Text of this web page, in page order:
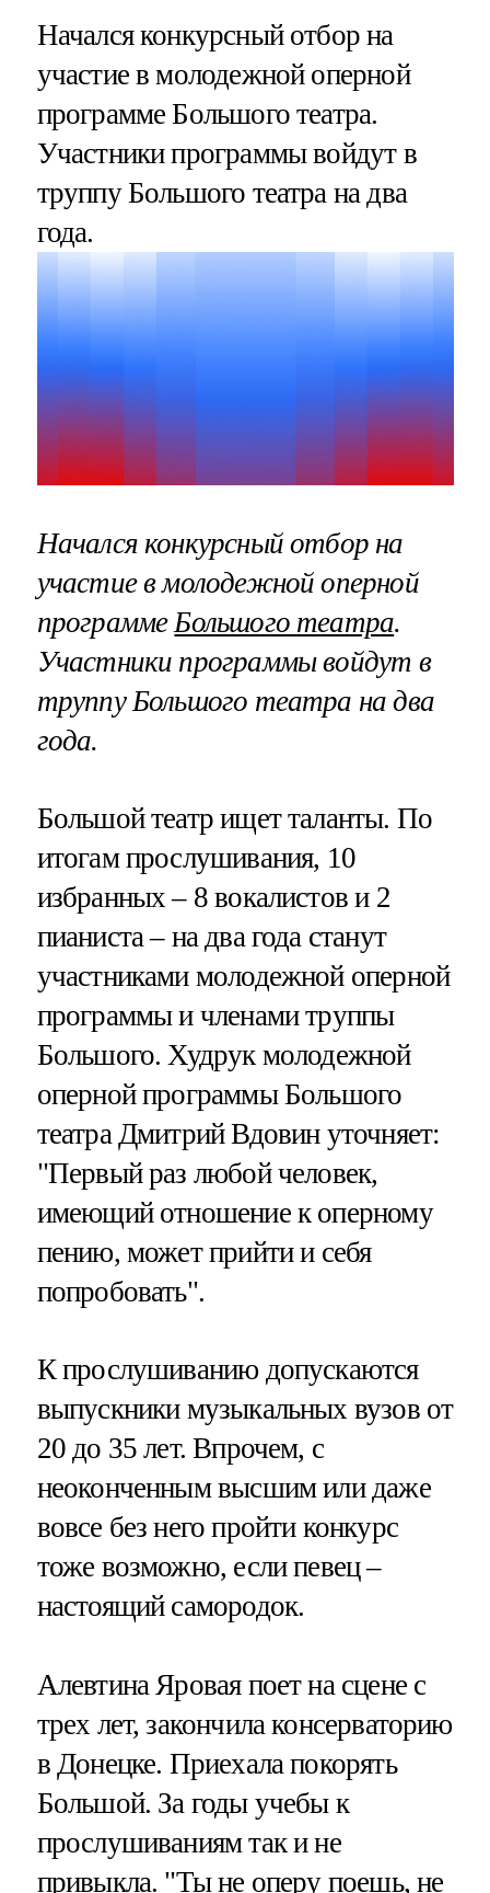
Начался конкурсный отбор на
участие в молодежной оперной
программе Большого театра.
Участники программы войдут в
труппу Большого театра на два
года.
Начался конкурсный отбор на
участие в молодежной оперной
программе Большого театра.
Участники программы войдут в
труппу Большого театра на два
года.
Большой театр ищет таланты. По
итогам прослушивания, 10
избранных – 8 вокалистов и 2
пианиста – на два года станут
участниками молодежной оперной
программы и членами труппы
Большого. Худрук молодежной
оперной программы Большого
театра Дмитрий Вдовин уточняет:
"Первый раз любой человек,
имеющий отношение к оперному
пению, может прийти и себя
попробовать".
К прослушиванию допускаются
выпускники музыкальных вузов от
20 до 35 лет. Впрочем, с
неоконченным высшим или даже
вовсе без него пройти конкурс
тоже возможно, если певец –
настоящий самородок.
Алевтина Яровая поет на сцене с
трех лет, закончила консерваторию
в Донецке. Приехала покорять
Большой. За годы учебы к
прослушиваниям так и не
привыкла. "Ты не оперу поешь, не